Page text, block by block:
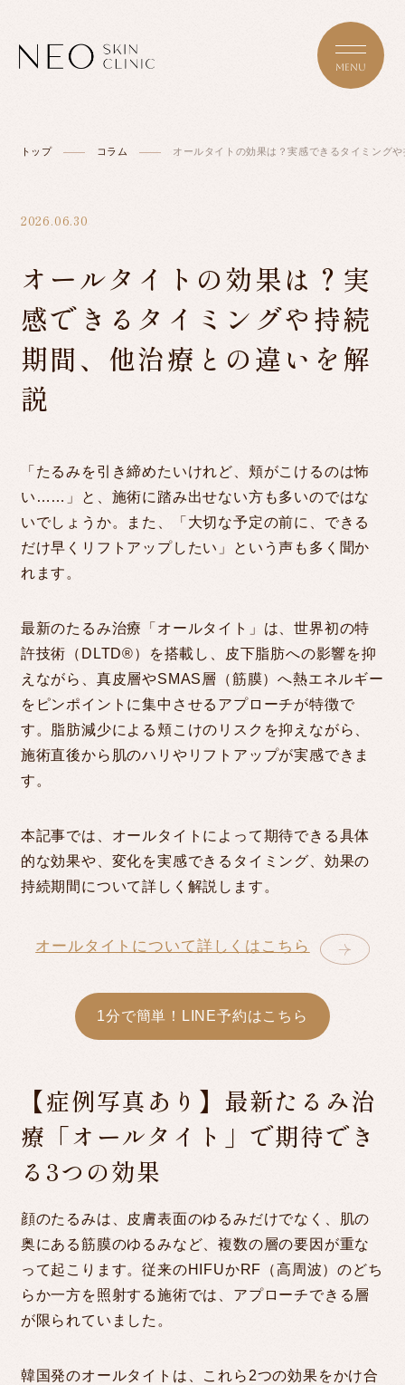
ABOUT NEO
MENU/PRICE
COLUMN
CLINIC/ACCESS
RECRUIT
LINE予約
WEB RESERVATION
電話予約
PHONE RESERVATION
受付時間 10:00～23:00
お問い合わせ
トップ コラム オールタイトの効果は？実感できるタイミング
2026.06.30
オールタイトの効果は？実
感できるタイミングや持続
期間、他治療との違いを解
説
「たるみを引き締めたいけれど、頬がこけるのは怖
い……」と、施術に踏み出せない方も多いのではな
いでしょうか。また、「大切な予定の前に、できる
だけ早くリフトアップしたい」という声も多く聞か
れます。
最新のたるみ治療「オールタイト」は、世界初の特
許技術（DLTD®）を搭載し、皮下脂肪への影響を抑
えながら、真皮層やSMAS層（筋膜）へ熱エネルギー
をピンポイントに集中させるアプローチが特徴で
す。脂肪減少による頬こけのリスクを抑えながら、
施術直後から肌のハリやリフトアップが実感できま
す。
本記事では、オールタイトによって期待できる具体
的な効果や、変化を実感できるタイミング、効果の
持続期間について詳しく解説します。
オールタイトについて詳しくはこちら
1分で簡単！LINE予約はこちら
【症例写真あり】最新たるみ治
療「オールタイト」で期待でき
る3つの効果
顔のたるみは、皮膚表面のゆるみだけでなく、肌の
奥にある筋膜のゆるみなど、複数の層の要因が重な
って起こります。従来のHIFUかRF（高周波）のどち
らか一方を照射する施術では、アプローチできる層
が限られていました。
韓国発のオールタイトは、これら2つの効果をかけ合